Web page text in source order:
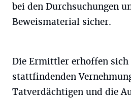
bei den Durchsuchungen
Beweismaterial sicher.
Die Ermittler erhoffen
stattfindenden
Tatverdächtigen und die